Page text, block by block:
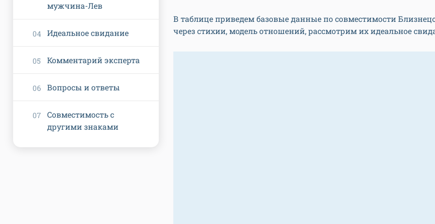
В таблице приведем базовые данные по совместимости
через стихии, модель отношений, рассмотрим их идеальное
мужчина-Лев
Идеальное свидание
Комментарий эксперта
Вопросы и ответы
Совместимость с
другими знаками